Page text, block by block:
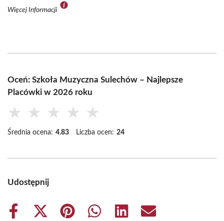
Więcej Informacji
Oceń: Szkoła Muzyczna Sulechów – Najlepsze
Placówki w 2026 roku
★ ★ ★ ★ ★
Średnia ocena: 4.83 Liczba ocen: 24
Udostępnij
Share
Share
Share
Share
Share
Share